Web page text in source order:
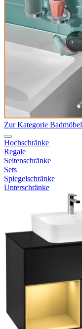
Zur Kategorie Badmöbel
Hochschränke
Regale
Seitenschränke
Sets
Spiegelschränke
Unterschränke